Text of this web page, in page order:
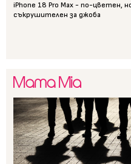
iPhone 18 Pro Max - по-цветен,
съкрушителен за джоба